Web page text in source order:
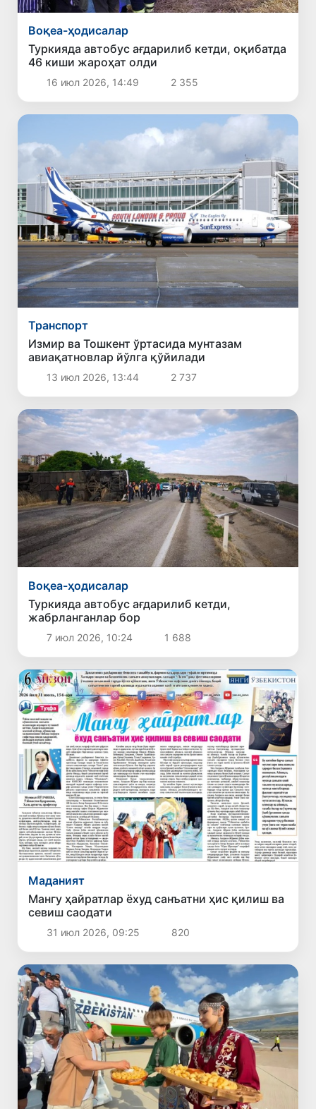
Воқеа-ҳодисалар
Туркияда автобус ағдарилиб кетди, оқибатда
46 киши жароҳат олди
16 июл 2026, 14:49 2 355
Транспорт
Измир ва Тошкент ўртасида мунтазам
авиақатновлар йўлга қўйилади
13 июл 2026, 13:44 2 737
Воқеа-ҳодисалар
Туркияда автобус ағдарилиб кетди,
жабрланганлар бор
7 июл 2026, 10:24 1 688
Маданият
Мангу ҳайратлар ёхуд санъатни ҳис қилиш ва
севиш саодати
31 июл 2026, 09:25 820